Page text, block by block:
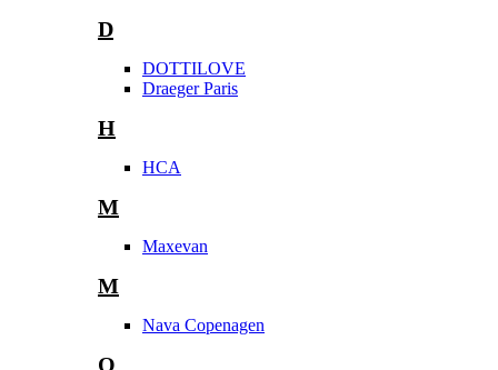
D
DOTTILOVE
Draeger Paris
H
HCA
M
Maxevan
M
Nava Copenagen
O